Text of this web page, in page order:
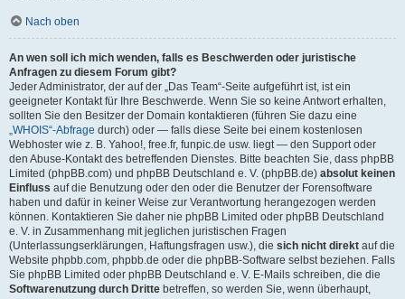
Nach oben
An wen soll ich mich wenden, falls es Beschwerden oder juristische
Anfragen zu diesem Forum gibt?
Jeder Administrator, der auf der „Das Team“-Seite aufgeführt ist, ist ein
geeigneter Kontakt für Ihre Beschwerde. Wenn Sie so keine Antwort erhalten,
sollten Sie den Besitzer der Domain kontaktieren (führen Sie dazu eine
„WHOIS“-Abfrage durch) oder — falls diese Seite bei einem kostenlosen
Webhoster wie z. B. Yahoo!, free.fr, funpic.de usw. liegt — den Support oder
den Abuse-Kontakt des betreffenden Dienstes. Bitte beachten Sie, dass phpBB
Limited (phpBB.com) und phpBB Deutschland e. V. (phpBB.de) absolut keinen
Einfluss auf die Benutzung oder den oder die Benutzer der Forensoftware
haben und dafür in keiner Weise zur Verantwortung herangezogen werden
können. Kontaktieren Sie daher nie phpBB Limited oder phpBB Deutschland
e. V. in Zusammenhang mit jeglichen juristischen Fragen
(Unterlassungserklärungen, Haftungsfragen usw.), die sich nicht direkt auf die
Website phpbb.com, phpbb.de oder die phpBB-Software selbst beziehen. Falls
Sie phpBB Limited oder phpBB Deutschland e. V. E-Mails schreiben, die die
Softwarenutzung durch Dritte betreffen, so werden Sie, wenn überhaupt,